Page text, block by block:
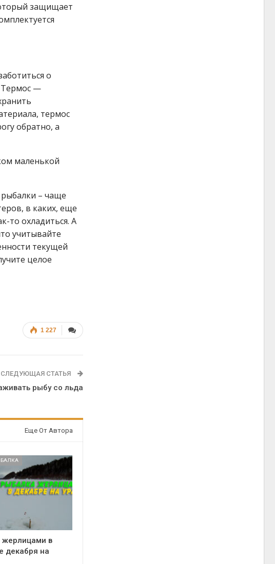
защищает
о
Термос —
термос
обратно, а
маленькой
– чаще
в каких, еще
то охладиться. А
учитывайте
текущей
целое
1 227
СЛЕДУЮЩАЯ СТАТЬЯ
рыбу со льда
Еще От Автора
жерлицами в
декабря на